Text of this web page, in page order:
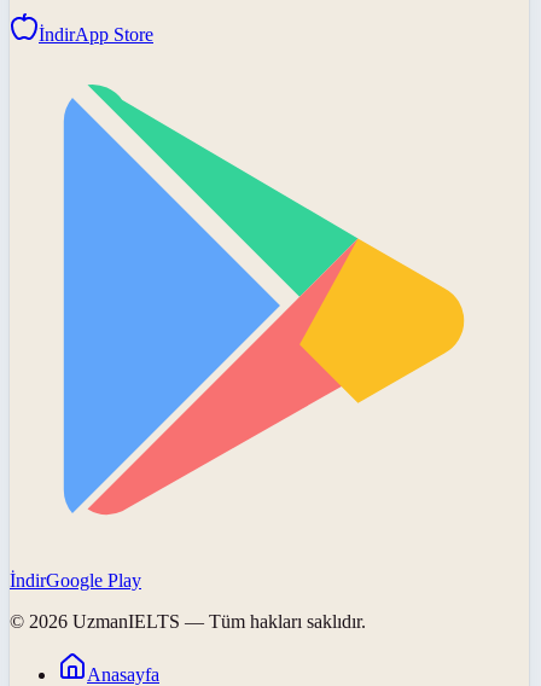
İndirApp Store
İndirGoogle Play
© 2026 UzmanIELTS — Tüm hakları saklıdır.
Anasayfa